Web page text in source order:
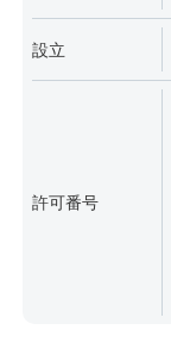
設立
許可番号